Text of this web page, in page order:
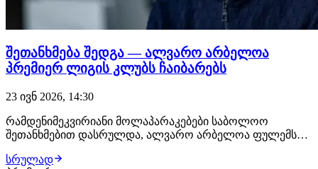
შეთანხმება შედგა — ალვარო არბელოა
პრემიერ ლიგის კლუბს ჩაიბარებს
23 ივნ 2026, 14:30
რამდენიმეკვირიანი მოლაპარაკებები საბოლოო
შეთანხმებით დასრულდა, ალვარო არბელოა ფულემს
ახალგაზრდა სპეციალისტს ლონდონში უკვე ელოდებიან,
სრულად